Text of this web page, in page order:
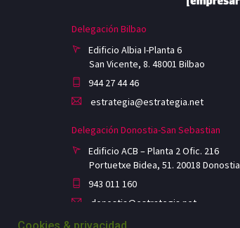
Delegación Bilbao
Edificio Albia I-Planta 6
San Vicente, 8. 48001 Bilbao
944 27 44 46
estrategia@estrategia.net
Delegación Donostia-San Sebastian
Edificio ACB – Planta 2 Ofic. 216
Portuetxe Bidea, 51. 20018 Donostia
943 011 160
donostia@estrategia.net